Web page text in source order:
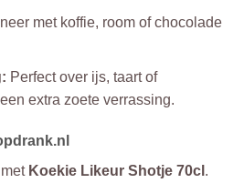
met koffie, room of chocolade
Perfect over ijs, taart of
extra zoete verrassing.
Koekie Likeur Shotje 70cl .